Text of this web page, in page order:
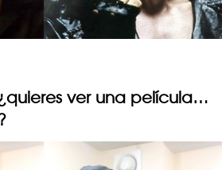
ver una película…